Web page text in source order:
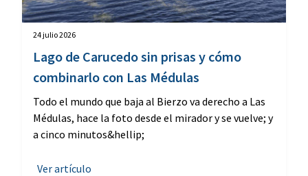
24 julio 2026
Lago de Carucedo sin prisas y cómo
combinarlo con Las Médulas
Todo el mundo que baja al Bierzo va derecho a Las
Médulas, hace la foto desde el mirador y se vuelve; y
a cinco minutos&hellip;
Ver artículo